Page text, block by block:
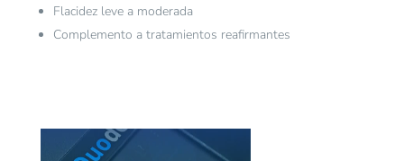
Flacidez leve a moderada
Complemento a tratamientos reafirmantes